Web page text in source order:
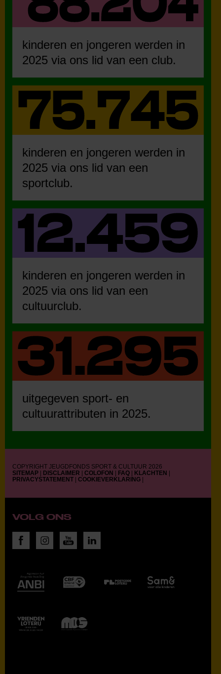
kinderen en jongeren werden in
2025 via ons lid van een club.
kinderen en jongeren werden in
2025 via ons lid van een
sportclub.
kinderen en jongeren werden in
2025 via ons lid van een
cultuurclub.
uitgegeven sport- en
cultuurattributen in 2025.
COPYRIGHT JEUGDFONDS SPORT & CULTUUR 2026
SITEMAP | DISCLAIMER | COLOFON | FAQ | KLACHTEN |
PRIVACYSTATEMENT | COOKIEVERKLARING |
VOLG ONS